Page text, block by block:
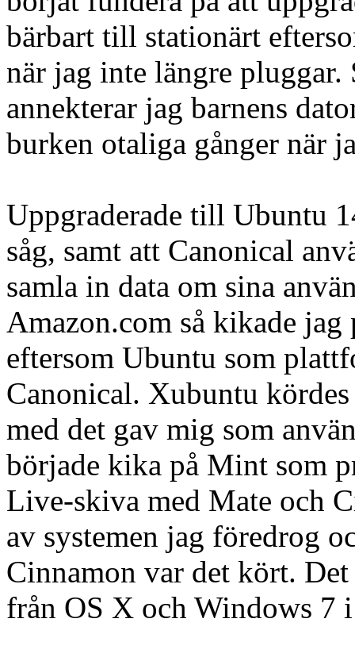
bärbart till stationärt
när jag inte längre pluggar.
annekterar jag barnens
burken otaliga gånger när
Uppgraderade till Ubuntu
såg, samt att Canonical
samla in data om sina
Amazon.com så kikade
eftersom Ubuntu som
Canonical. Xubuntu
med det gav mig som
började kika på Mint som
Live-skiva med Mate och
av systemen jag föredrog
Cinnamon var det kört.
från OS X och Windows 7